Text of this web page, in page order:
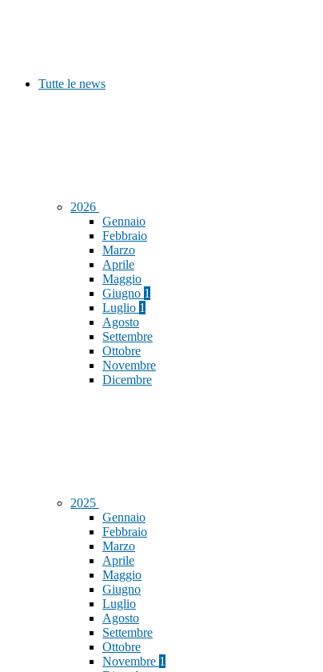
Tutte le news
2026
Gennaio
Febbraio
Marzo
Aprile
Maggio
Giugno 1
Luglio 1
Agosto
Settembre
Ottobre
Novembre
Dicembre
2025
Gennaio
Febbraio
Marzo
Aprile
Maggio
Giugno
Luglio
Agosto
Settembre
Ottobre
Novembre 1